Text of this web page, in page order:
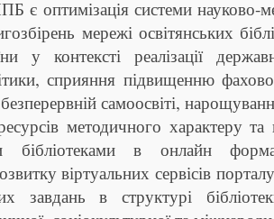
є оптимізація системи науково-
мережі освітянських
у контексті реалізації
сприяння підвищенню
безперервній самоосвіті,
методичного характеру та
бібліотеками в онлайн
віртуальних сервісів
завдань в структурі